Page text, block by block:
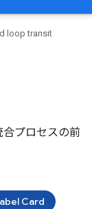
loop transit
プロセスの前
Card